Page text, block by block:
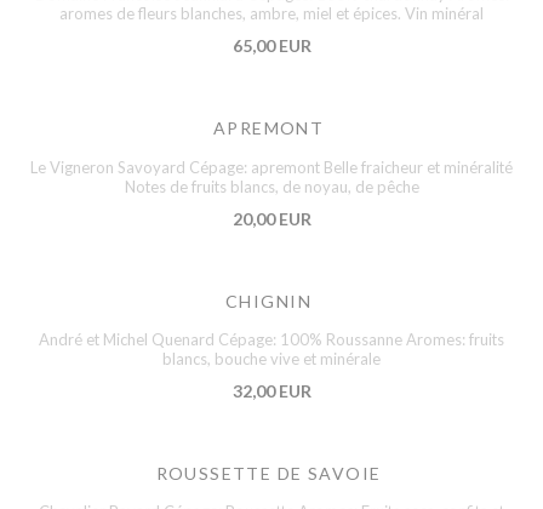
aromes de fleurs blanches, ambre, miel et épices. Vin minéral
65,00 EUR
APREMONT
Le Vigneron Savoyard Cépage: apremont Belle fraicheur et minéralité
Notes de fruits blancs, de noyau, de pêche
20,00 EUR
CHIGNIN
André et Michel Quenard Cépage: 100% Roussanne Aromes: fruits
blancs, bouche vive et minérale
32,00 EUR
ROUSSETTE DE SAVOIE